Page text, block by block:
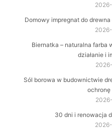
Domowy impregnat do
Biernatka – naturalna farba
działanie i
Sól borowa w budownictwie
ochronę
30 dni i renowacja